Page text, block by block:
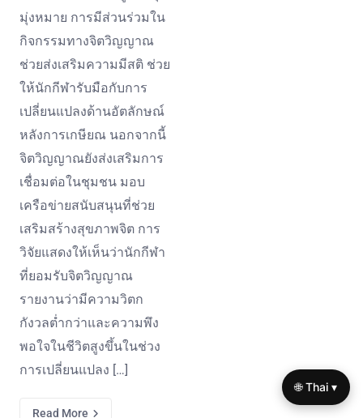
มุ่งหมาย การมีส่วนร่วมใน
กิจกรรมทางจิตวิญญาณ
ช่วยส่งเสริมความมีสติ ช่วย
ให้นักกีฬารับมือกับการ
เปลี่ยนแปลงด้านอัตลักษณ์
หลังการเกษียณ นอกจากนี้
จิตวิญญาณยังส่งเสริมการ
เชื่อมต่อในชุมชน มอบ
เครือข่ายสนับสนุนที่ช่วย
เสริมสร้างสุขภาพจิต การ
วิจัยแสดงให้เห็นว่านักกีฬา
ที่ยอมรับจิตวิญญาณ
รายงานว่ามีความวิตก
กังวลต่ำกว่าและความพึง
พอใจในชีวิตสูงขึ้นในช่วง
การเปลี่ยนแปลง […]
Read More
🌐 Thai ▾